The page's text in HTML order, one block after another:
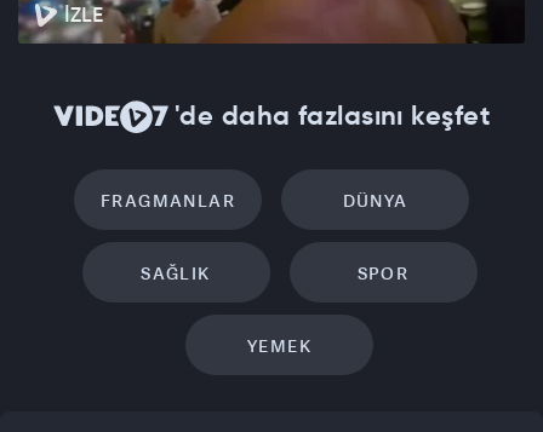
İZLE
'de daha fazlasını keşfet
FRAGMANLAR DÜNYA
SAĞLIK SPOR
YEMEK